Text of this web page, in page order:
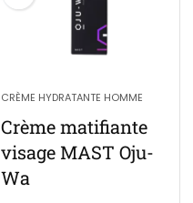
CRÈME HYDRATANTE HOMME
Crème matifiante
visage MAST Oju-
Wa